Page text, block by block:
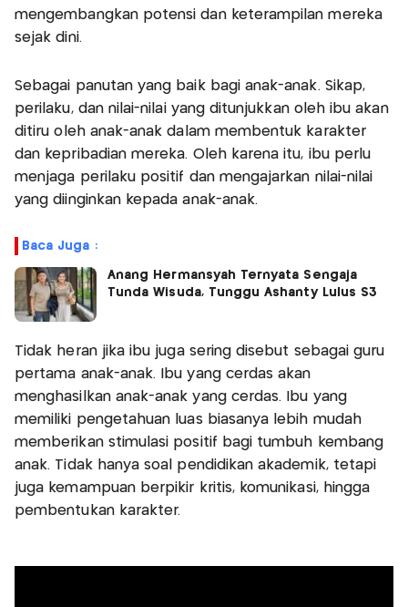
mengembangkan potensi dan keterampilan mereka
sejak dini.
Sebagai panutan yang baik bagi anak-anak. Sikap,
perilaku, dan nilai-nilai yang ditunjukkan oleh ibu akan
ditiru oleh anak-anak dalam membentuk karakter
dan kepribadian mereka. Oleh karena itu, ibu perlu
menjaga perilaku positif dan mengajarkan nilai-nilai
yang diinginkan kepada anak-anak.
Baca Juga :
Anang Hermansyah Ternyata Sengaja
Tunda Wisuda, Tunggu Ashanty Lulus S3
Tidak heran jika ibu juga sering disebut sebagai guru
pertama anak-anak. Ibu yang cerdas akan
menghasilkan anak-anak yang cerdas. Ibu yang
memiliki pengetahuan luas biasanya lebih mudah
memberikan stimulasi positif bagi tumbuh kembang
anak. Tidak hanya soal pendidikan akademik, tetapi
juga kemampuan berpikir kritis, komunikasi, hingga
pembentukan karakter.